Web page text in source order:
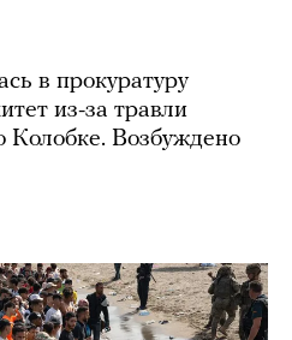
в прокуратуру
из-за травли
Колобке. Возбуждено